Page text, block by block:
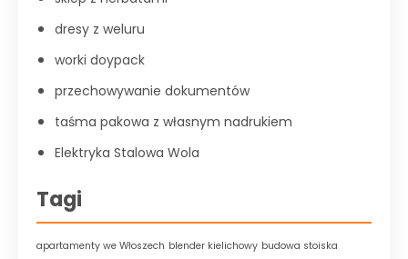
dresy z weluru
worki doypack
przechowywanie dokumentów
taśma pakowa z własnym nadrukiem
Elektryka Stalowa Wola
Tagi
apartamenty we Włoszech blender kielichowy budowa stoiska